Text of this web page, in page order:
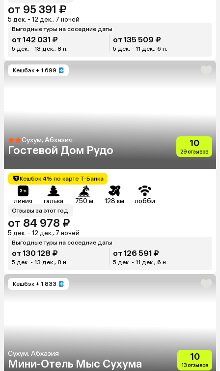
от 95 391 ₽
5 дек. - 12 дек., 7 ночей
Выгодные туры на соседние даты
от 142 031 ₽
5 дек. - 13 дек., 8 н.
от 135 509 ₽
5 дек. - 11 дек., 6 н.
Кешбэк + 1 699
Сухум, Абхазия
Гостевой Дом Рудо
10
29 отзывов
Кешбэк 4% по карте Т-Банка
линия галька 750 м 128 км лобби
Отзывы за этот год
от 84 978 ₽
5 дек. - 12 дек., 7 ночей
Выгодные туры на соседние даты
от 130 128 ₽
5 дек. - 13 дек., 8 н.
от 126 591 ₽
5 дек. - 11 дек., 6 н.
Кешбэк + 1 833
Сухум, Абхазия
Мини-Отель Мыс Сухума
10
13 отзывов